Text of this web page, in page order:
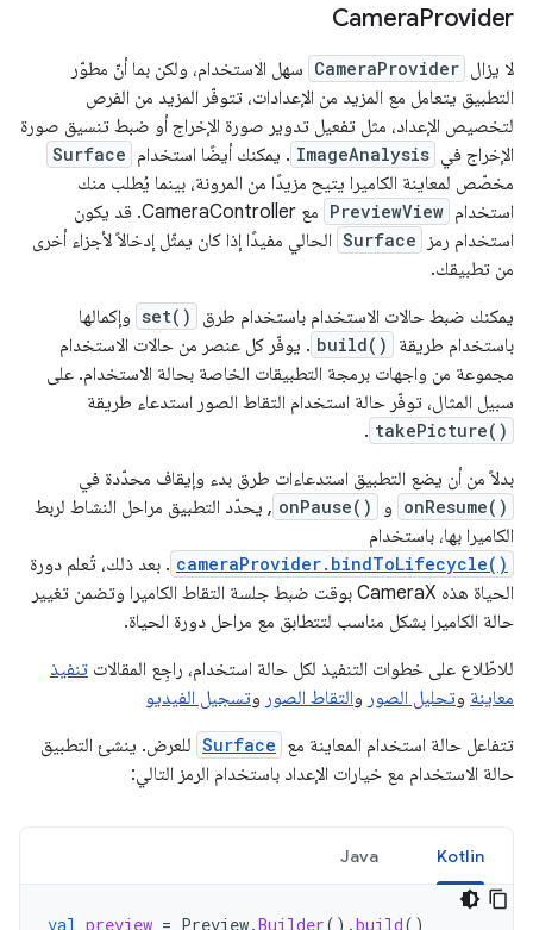
CameraProvider
لا يزال CameraProvider سهل الاستخدام، ولكن بما أنّ مطوّر
التطبيق يتعامل مع المزيد من الإعدادات، تتوفّر المزيد من الفرص
لتخصيص الإعداد، مثل تفعيل تدوير صورة الإخراج أو ضبط تنسيق صورة
الإخراج في ImageAnalysis . يمكنك أيضًا استخدام Surface
مخصّص لمعاينة الكاميرا يتيح مزيدًا من المرونة، بينما يُطلب منك
استخدام PreviewView
مع CameraController. قد يكون
استخدام رمز
Surface الحالي مفيدًا إذا كان يمثّل إدخالاً لأجزاء أخرى
من تطبيقك.
يمكنك ضبط حالات الاستخدام باستخدام طرق
set() وإكمالها
باستخدام طريقة
build() . يوفّر كل عنصر من حالات الاستخدام
مجموعة من واجهات برمجة التطبيقات الخاصة بحالة الاستخدام. على
سبيل المثال، توفّر حالة استخدام التقاط الصور استدعاء طريقة
takePicture()
.
بدلاً من أن يضع التطبيق استدعاءات طرق بدء وإيقاف محدّدة في
onResume() و onPause() , يحدّد التطبيق مراحل النشاط لربط
الكاميرا بها، باستخدام
cameraProvider.bindToLifecycle() . بعد ذلك، تُعلم دورة
الحياة هذه CameraX بوقت ضبط جلسة التقاط الكاميرا وتضمن تغيير
حالة الكاميرا بشكل مناسب لتتطابق مع مراحل دورة الحياة.
للاطّلاع على خطوات التنفيذ لكل حالة استخدام، راجِع المقالات تنفيذ
معاينة وتحليل الصور والتقاط الصور وتسجيل الفيديو
تتفاعل حالة استخدام المعاينة مع Surface للعرض. ينشئ التطبيق
حالة الاستخدام مع خيارات الإعداد باستخدام الرمز التالي:
Kotlin
Java
val preview = Preview.Builder().build()